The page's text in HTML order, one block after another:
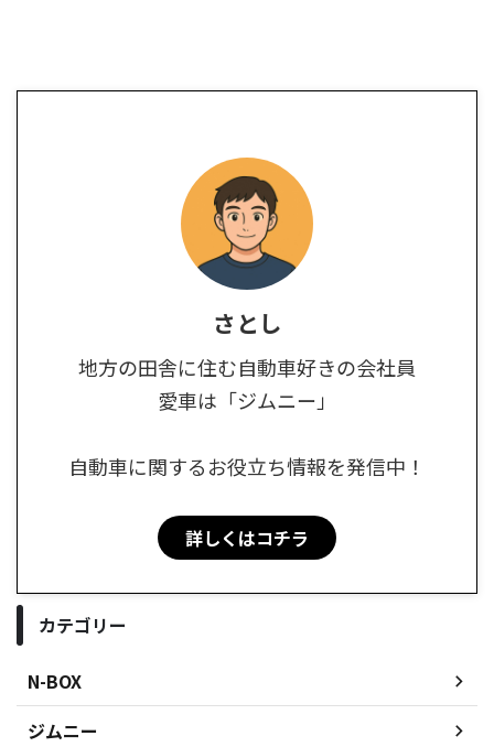
さとし
地方の田舎に住む自動車好きの会社員
愛車は「ジムニー」
自動車に関するお役立ち情報を発信中！
詳しくはコチラ
カテゴリー
N-BOX
ジムニー